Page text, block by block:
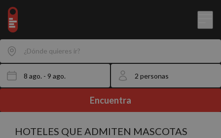
¿Dónde quieres ir?
Encuentra
HOTELES QUE ADMITEN MASCOTAS